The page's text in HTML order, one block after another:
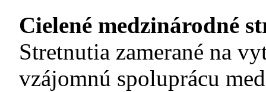
Cielené medzinárodné
Stretnutia zamerané na
vzájomnú spoluprácu